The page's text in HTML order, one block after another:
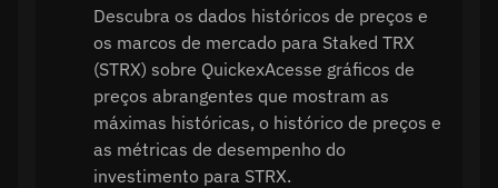
Descubra os dados históricos de preços e
os marcos de mercado para Staked TRX
(STRX) sobre QuickexAcesse gráficos de
preços abrangentes que mostram as
máximas históricas, o histórico de preços e
as métricas de desempenho do
investimento para STRX.